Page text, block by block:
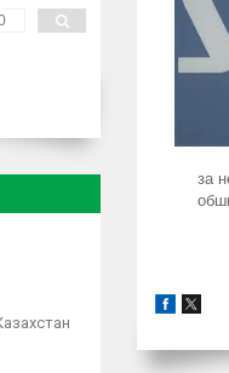
за